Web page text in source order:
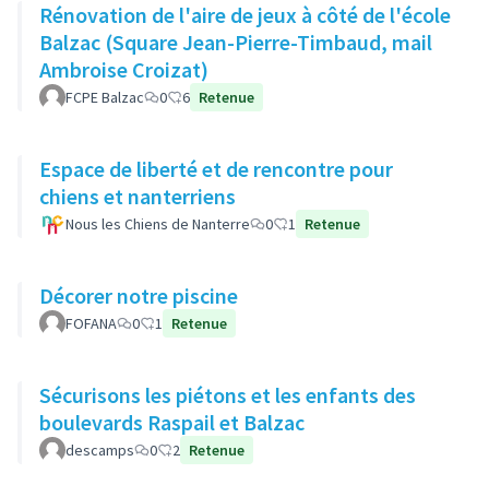
Rénovation de l'aire de jeux à côté de l'école
Balzac (Square Jean-Pierre-Timbaud, mail
Ambroise Croizat)
FCPE Balzac 0 6 Retenue
Espace de liberté et de rencontre pour
chiens et nanterriens
Nous les Chiens de Nanterre 0 1 Retenue
Décorer notre piscine
FOFANA 0 1 Retenue
Sécurisons les piétons et les enfants des
boulevards Raspail et Balzac
descamps 0 2 Retenue